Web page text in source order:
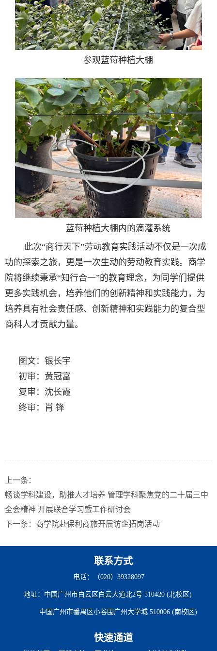
参观蓝莓种植大棚
蓝莓种植大棚内的滴灌系统
此次“商行天下”劳动教育实践活动不仅是一次成
功的探索之旅，更是一次生动的劳动教育实践。商学
院将继续秉承“知行合一”的教育理念，为同学们提供
更多实践机会，培养他们的创新精神和实践能力，为
培养具有社会责任感、创新精神和实践能力的复合型
商科人才贡献力量。
图文：银长宇
初审：黄冠富
复审：沈长霞
终审：肖 锋
上一条：
畅谈学科建设，助推人才培养 管理学科聚焦党的二十届三中
全会精神 开展联合学习暨工作研讨会
下一条：
商学院赴保利商旅开展访企拓岗活动
联系方式
电话：（020）39328097
地址：中国广州市白云区白云大道北2号 510420 (北校区)
中国广州市番禺区小谷围广州大学城 510006 (南校区)
快速通道